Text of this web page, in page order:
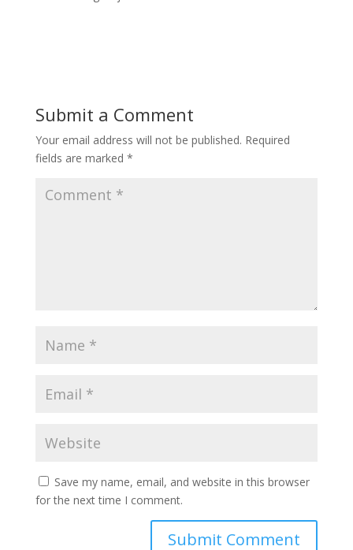
Submit a Comment
Your email address will not be published. Required
fields are marked *
Save my name, email, and website in this browser
for the next time I comment.